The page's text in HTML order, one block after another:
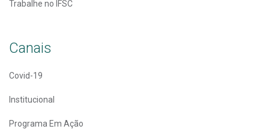
Trabalhe no IFSC
Canais
Covid-19
Institucional
Programa Em Ação